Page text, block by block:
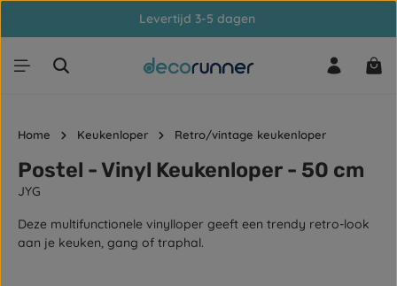
Ga naar de hoofdinhoudLevertijd 3-5 dagen
Home Keukenloper Retro/vintage keukenloper
Postel - Vinyl Keukenloper - 50 cm
JYG
Deze multifunctionele vinylloper geeft een trendy retro-look
aan je keuken, gang of traphal.